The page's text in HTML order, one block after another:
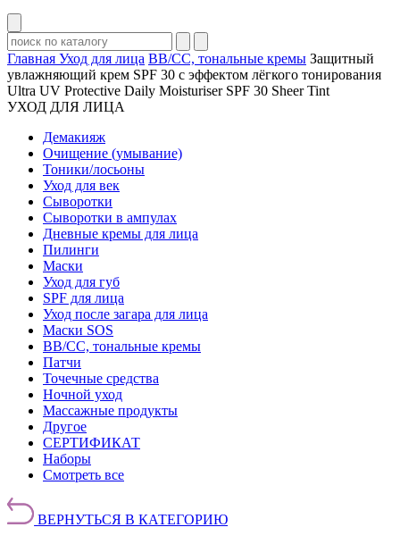
Главная Уход для лица BB/CC, тональные кремы Защитный
увлажняющий крем SPF 30 с эффектом лёгкого тонирования
Ultra UV Protective Daily Moisturiser SPF 30 Sheer Tint
УХОД ДЛЯ ЛИЦА
Демакияж
Очищение (умывание)
Тоники/лосьоны
Уход для век
Сыворотки
Сыворотки в ампулах
Дневные кремы для лица
Пилинги
Маски
Уход для губ
SPF для лица
Уход после загара для лица
Маски SOS
BB/CC, тональные кремы
Патчи
Точечные средства
Ночной уход
Массажные продукты
Другое
СЕРТИФИКАТ
Наборы
Смотреть все
ВЕРНУТЬСЯ В КАТЕГОРИЮ